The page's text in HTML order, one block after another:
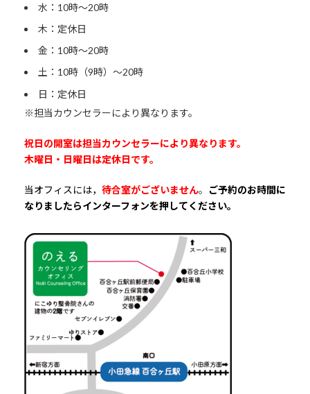
水：10時〜20時
木：定休日
金：10時〜20時
土：10時（9時）〜20時
日：定休日
※担当カウンセラーにより異なります。
祝日の開室は担当カウンセラーにより異なります。
木曜日・日曜日は定休日です。
当オフィスには， 待合室がございません。
ご予約のお時間に
なりましたらインターフォンを押してください。